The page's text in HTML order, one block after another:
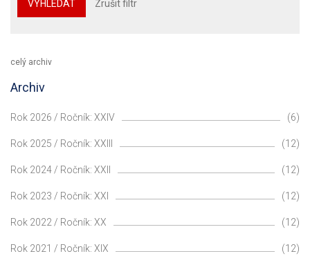
VYHLEDAT Zrušit filtr
celý archiv
Archiv
Rok 2026 / Ročník: XXIV (6)
Rok 2025 / Ročník: XXIII (12)
Rok 2024 / Ročník: XXII (12)
Rok 2023 / Ročník: XXI (12)
Rok 2022 / Ročník: XX (12)
Rok 2021 / Ročník: XIX (12)